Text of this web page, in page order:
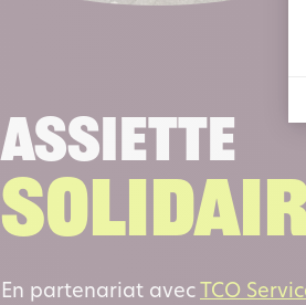
Assiette
En partenariat avec TCO